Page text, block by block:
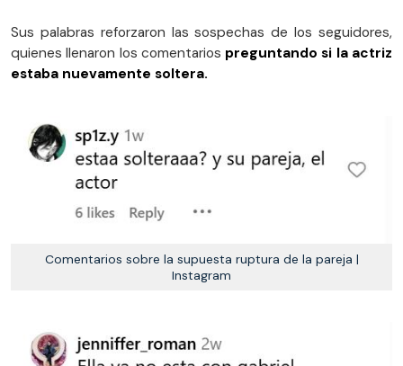
Sus palabras reforzaron las sospechas de los seguidores,
quienes llenaron los comentarios preguntando si la actriz
estaba nuevamente soltera.
Comentarios sobre la supuesta ruptura de la pareja |
Instagram